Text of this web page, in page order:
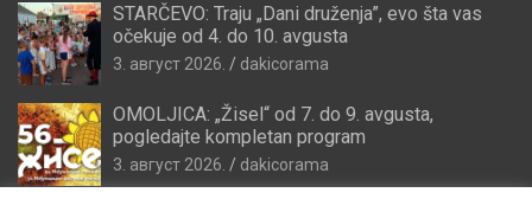
STARČEVO: Traju „Dani druženja”, evo šta vas
očekuje od 4. do 10. avgusta
3. август 2026. dakicorama
OMOLJICA: „Žisel“ od 7. do 9. avgusta,
pogledajte kompletan program
3. август 2026. dakicorama